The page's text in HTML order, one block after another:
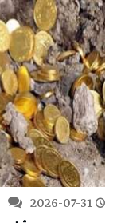
2026-07-31